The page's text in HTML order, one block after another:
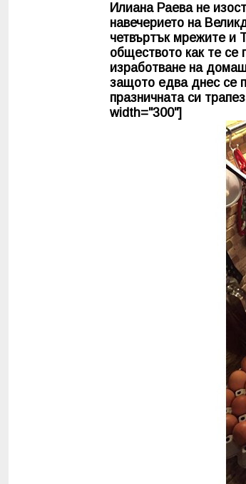
Илиана Раева не
навечерието на
четвъртък мрежите и
обществото как те се
изработване на
защото едва днес се
празничната си
width="300"]